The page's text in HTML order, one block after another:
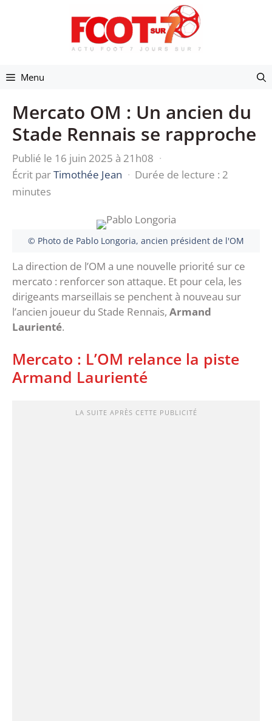
Menu
Mercato OM : Un ancien du
Stade Rennais se rapproche
Publié le 16 juin 2025 à 21h08 ·
Écrit parTimothée Jean · Durée de lecture : 2
minutes
© Photo de Pablo Longoria, ancien président de l'OM
La direction de l’OM a une nouvelle priorité sur ce
mercato : renforcer son attaque. Et pour cela, les
dirigeants marseillais se penchent à nouveau sur
l’ancien joueur du Stade Rennais, Armand
Laurienté.
Mercato : L’OM relance la piste
Armand Laurienté
LA SUITE APRÈS CETTE PUBLICITÉ